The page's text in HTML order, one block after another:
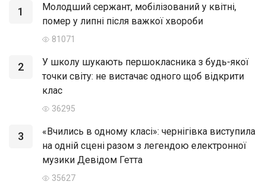
1
Молодший сержант, мобілізований у квітні,
помер у липні після важкої хвороби
81071
2
У школу шукають першокласника з будь-якої
точки світу: не вистачає одного щоб відкрити
клас
36295
3
«Вчились в одному класі»: чернігівка виступила
на одній сцені разом з легендою електронної
музики Девідом Гетта
35627